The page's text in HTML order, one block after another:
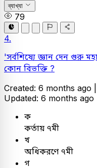
ব্যাখ্যা
79
4.
'সর্বশিষ্যে জ্ঞান দেন গুরু
কোন বিভক্তি ?
Created: 6 months ago |
Updated: 6 months ago
ক
কর্তায় ৭মী
খ
অধিকরণে ৭মী
গ